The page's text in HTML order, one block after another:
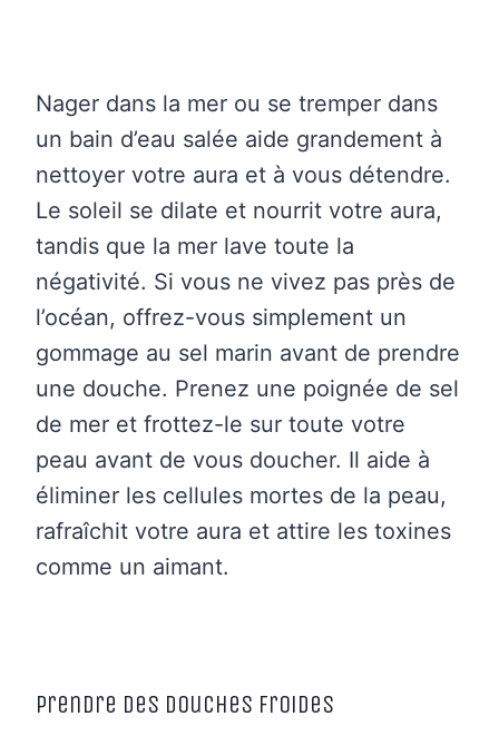
Nager dans la mer ou se tremper dans
un bain d’eau salée aide grandement à
nettoyer votre aura et à vous détendre.
Le soleil se dilate et nourrit votre aura,
tandis que la mer lave toute la
négativité. Si vous ne vivez pas près de
l’océan, offrez-vous simplement un
gommage au sel marin avant de prendre
une douche. Prenez une poignée de sel
de mer et frottez-le sur toute votre
peau avant de vous doucher. Il aide à
éliminer les cellules mortes de la peau,
rafraîchit votre aura et attire les toxines
comme un aimant.
Prendre des douches froides